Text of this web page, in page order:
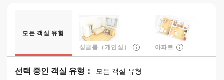
모든 객실 유형
싱글룸（개인실）
아파트
선택 중인 객실 유형： 모든 객실 유형